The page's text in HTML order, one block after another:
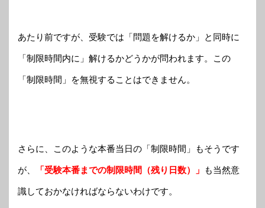
あたり前ですが、受験では「問題を解けるか」と同時に
「制限時間内に」解けるかどうかが問われます。この
「制限時間」を無視することはできません。
さらに、このような本番当日の「制限時間」もそうです
が、 「受験本番までの制限時間（残り日数）」 も当然意
識しておかなければならないわけです。